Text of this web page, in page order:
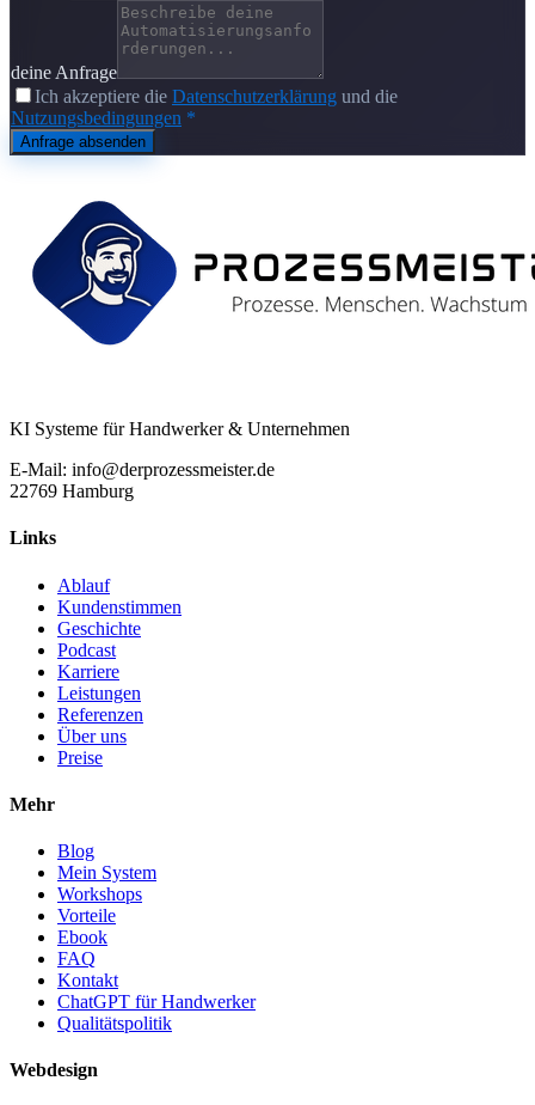
deine Anfrage
Ich akzeptiere die Datenschutzerklärung und die
Nutzungsbedingungen *
Anfrage absenden
KI Systeme für Handwerker & Unternehmen
E-Mail: info@derprozessmeister.de
22769 Hamburg
Links
Ablauf
Kundenstimmen
Geschichte
Podcast
Karriere
Leistungen
Referenzen
Über uns
Preise
Mehr
Blog
Mein System
Workshops
Vorteile
Ebook
FAQ
Kontakt
ChatGPT für Handwerker
Qualitätspolitik
Webdesign